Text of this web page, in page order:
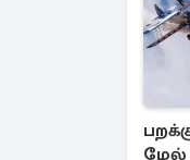
மேல்